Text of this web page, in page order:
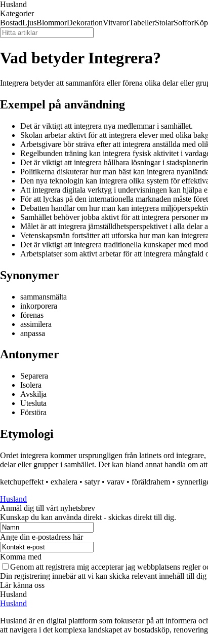
Husland
Kategorier
BostadLjusBlommorDekorationVitvarorTabellerStolarSoffor
Vad betyder Integrera?
Integrera betyder att sammanföra eller förena olika delar eller
Exempel på användning
Det är viktigt att integrera nya medlemmar i samhället.
Skolan arbetar aktivt för att integrera elever med olika
Arbetsgivare bör sträva efter att integrera anställda med
Regelbunden träning kan integrera fysisk aktivitet i
Det är viktigt att integrera hållbara lösningar i
Politikerna diskuterar hur man bäst kan integrera
Den nya teknologin kan integrera olika system för
Att integrera digitala verktyg i undervisningen kan hjälpa
För att lyckas på den internationella marknaden måste
Debatten handlar om hur man kan integrera
Samhället behöver jobba aktivt för att integrera personer
Målet är att integrera jämställdhetsperspektivet i alla delar
Vetenskapsmän fortsätter att utforska hur man kan
Det är viktigt att integrera traditionella kunskaper med
Arbetsplatser som aktivt arbetar för att integrera
Synonymer
sammansmälta
inkorporera
förenas
assimilera
anpassa
Antonymer
Separera
Isolera
Avskilja
Utesluta
Förstöra
Etymologi
Ordet integrera kommer ursprungligen från latinets ord
delar eller grupper i samhället. Det kan bland annat handla om
ketchupeffekt • exhalera • satyr• varav • föräldrahem •
Husland
Anmäl dig till vårt nyhetsbrev
Kunskap du kan använda direkt - skickas direkt till dig.
Ange din e-postadress här
Komma med
Genom att registrera mig accepterar jag webbplatsens regler
Din registrering innebär att vi kan skicka relevant innehåll till
Lär känna oss
Husland
Husland
Husland är en digital plattform som fokuserar på att informera
att navigera i det komplexa landskapet av bostadsköp,